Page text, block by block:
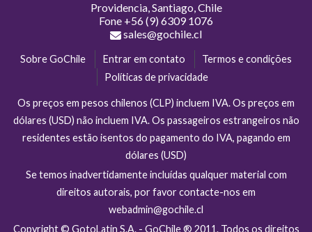
Providencia, Santiago, Chile
Fone +56 (9) 6309 1076
sales@gochile.cl
Sobre GoChile Entrar em contato
Termos e condições
Políticas de privacidade
Os preços em pesos chilenos (CLP) incluem IVA. Os preços em
dólares (USD) não incluem IVA. Os passageiros estrangeiros não
residentes estão isentos do pagamento do IVA, pagando em
dólares (USD)
Se temos inadvertidamente incluídas qualquer material com
direitos autorais, por favor contacte-nos em
webadmin@gochile.cl
Copyright © GotoLatin S.A. - GoChile ® 2011. Todos os direitos